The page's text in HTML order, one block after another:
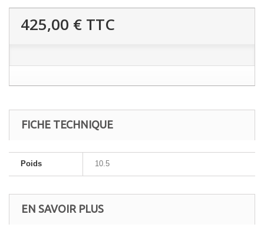
425,00 € TTC
FICHE TECHNIQUE
Poids 10.5
EN SAVOIR PLUS